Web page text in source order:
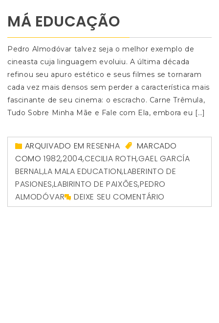
MÁ EDUCAÇÃO
Pedro Almodóvar talvez seja o melhor exemplo de
cineasta cuja linguagem evoluiu. A última década
refinou seu apuro estético e seus filmes se tornaram
cada vez mais densos sem perder a característica mais
fascinante de seu cinema: o escracho. Carne Trêmula,
Tudo Sobre Minha Mãe e Fale com Ela, embora eu […]
ARQUIVADO EMRESENHA
MARCADO
COMO 1982,2004,CECILIA ROTH,GAEL GARCÍA
BERNAL,LA MALA EDUCATION,LABERINTO DE
PASIONES,LABIRINTO DE PAIXÕES,PEDRO
ALMODÓVAR
DEIXE SEU COMENTÁRIO